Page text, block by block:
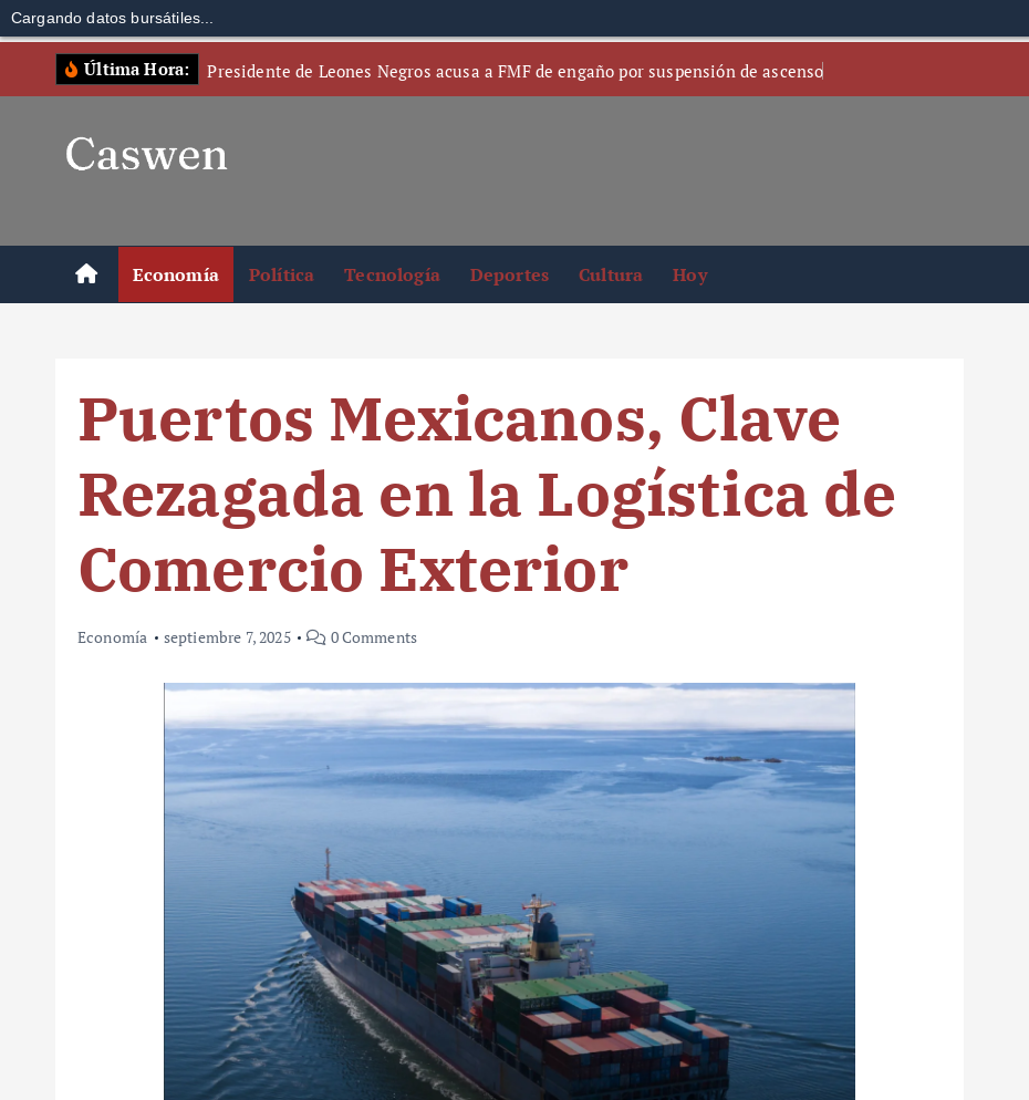
Cargando datos bursátiles...
Última Hora: Presidente de Leones Negros acusa a FMF de engaño por suspensión de ascenso
Economía Política Tecnología Deportes Cultura Hoy
Puertos Mexicanos, Clave
Rezagada en la Logística de
Comercio Exterior
Economía septiembre 7, 2025 0 Comments